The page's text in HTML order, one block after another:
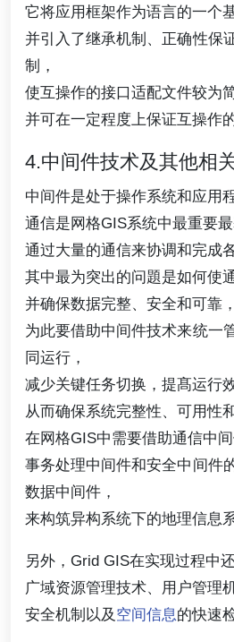
它将应用框架作为语言的一个
并引入了继承机制、正确性保
制，
使互操作的接口适配文件较为
并可在一定程度上保证互操作
4.中间件技术及其他相
中间件是处于操作系统和应用
通信是网格GIS系统中最重要最
通过大量的通信来协调和完成
其中最为突出的问題是如何使
并确保数据完整、安全和可靠，
为此要借助中间件技术来统一
同运行，
减少关键任务切换，提髙运行
从而确保系统完整性、可用性
在网格GIS中需要借助通信中间
事务处理中间件和安全中间件
数据中间件，
来构筑异构系统下的地理信息系
另外，Grid GIS在实现过程中
广域资源管理技术、用户管理机
安全机制以及 空间信息的快速